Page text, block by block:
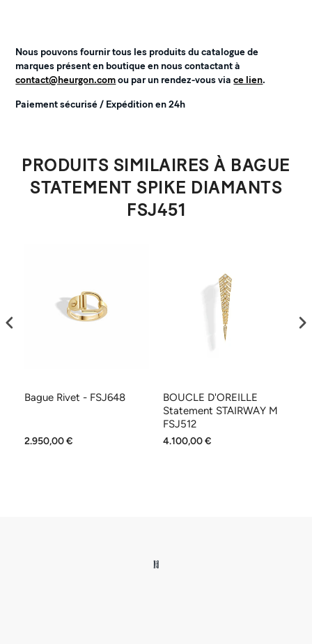
Nous pouvons fournir tous les produits du catalogue de
marques présent en boutique en nous contactant à
contact@heurgon.comou par un rendez-vous viace lien.
Paiement sécurisé / Expédition en 24h
PRODUITS SIMILAIRES À BAGUE
STATEMENT SPIKE DIAMANTS
FSJ451
Bague Rivet - FSJ648
2.950,00 €
BOUCLE D'OREILLE
Statement STAIRWAY M
FSJ512
4.100,00 €